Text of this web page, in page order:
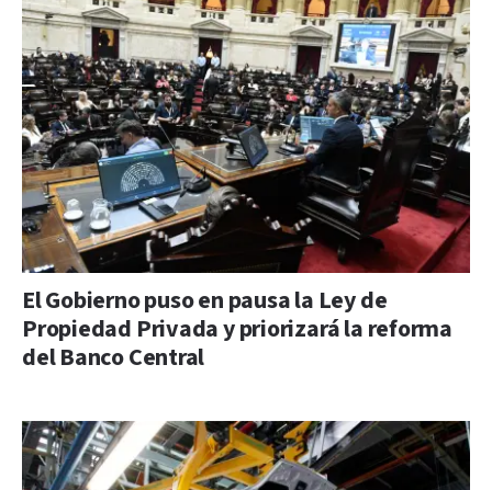
El Gobierno puso en pausa la Ley de
Propiedad Privada y priorizará la reforma
del Banco Central